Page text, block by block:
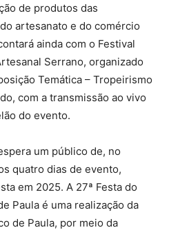
de produtos das
artesanato e do comércio
ainda com o Festival
Serrano, organizado
Temática – Tropeirismo
com a transmissão ao vivo
do evento.
um público de, no
quatro dias de evento,
em 2025. A 27ª Festa do
Paula é uma realização da
de Paula, por meio da